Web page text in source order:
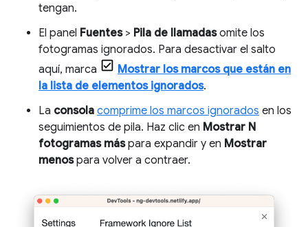
tengan.
El panel Fuentes> Pila de llamadasomite los
fotogramas ignorados. Para desactivar el salto
aquí, marca
Mostrar los marcos que están en
la lista de elementos ignorados.
La consola comprime los marcos ignorados en los
seguimientos de pila. Haz clic en Mostrar N
fotogramas máspara expandir y en Mostrar
menospara volver a contraer.